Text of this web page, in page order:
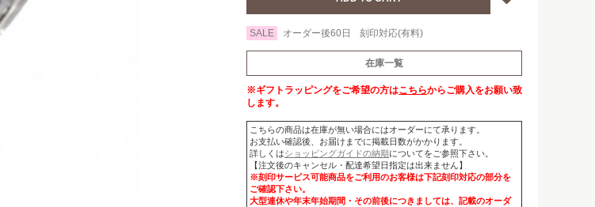
SALE オーダー後60日 刻印対応(有料)
在庫一覧
※ギフトラッピングをご希望の方はこちらからご購入をお願い致
します。
こちらの商品は在庫が無い場合にはオーダーにて承ります。
お支払い確認後、お届けまでに掲載日数がかかります。
詳しくはショッピングガイドの納期についてをご参照下さい。
【注文後のキャンセル・配達希望日指定は出来ません】
※刻印サービス可能商品をご利用のお客様は下記刻印対応の部分を
ご確認下さい。
大型連休や年末年始期間・その前後につきましては、記載のオーダ